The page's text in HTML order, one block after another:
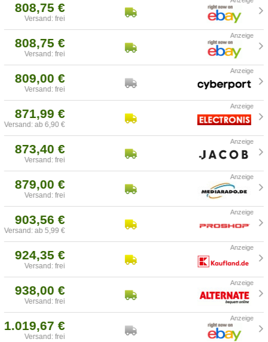
808,75 €
Versand: frei
808,75 €
Versand: frei
809,00 €
Versand: frei
871,99 €
Versand: ab 6,90 €
873,40 €
Versand: frei
879,00 €
Versand: frei
903,56 €
Versand: ab 5,99 €
924,35 €
Versand: frei
938,00 €
Versand: frei
1.019,67 €
Versand: frei